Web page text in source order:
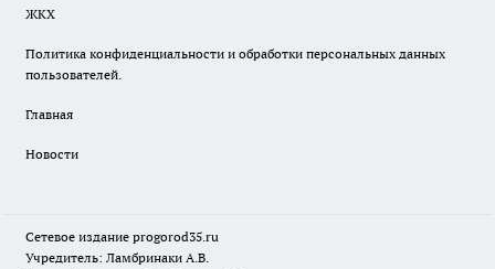
ЖКХ
Политика конфиденциальности и обработки персональных данных
пользователей.
Главная
Новости
Сетевое издание progorod35.ru
Учредитель: Ламбринаки А.В.